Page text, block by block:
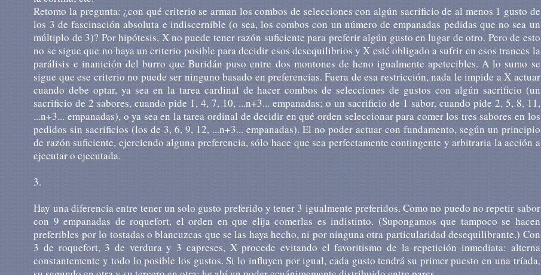
Retomo la pregunta: ¿con qué criterio se arman los combos de selecciones con algún sacrificio de al menos 1 gusto de
los 3 de fascinación absoluta e indiscernible (o sea, los combos con un número de empanadas pedidas que no sea un
múltiplo de 3)? Por hipótesis, X no puede tener razón suficiente para preferir algún gusto en lugar de otro. Pero de esto
no se sigue que no haya un criterio posible para decidir esos desequilibrios y X esté obligado a sufrir en esos trances la
parálisis e inanición del burro que Buridán puso entre dos montones de heno igualmente apetecibles. A lo sumo se
sigue que ese criterio no puede ser ninguno basado en preferencias. Fuera de esa restricción, nada le impide a X actuar
cuando debe optar, ya sea en la tarea cardinal de hacer combos de selecciones de gustos con algún sacrificio (un
sacrificio de 2 sabores, cuando pide 1, 4, 7, 10, ...n+3... empanadas; o un sacrificio de 1 sabor, cuando pide 2, 5, 8, 11,
...n+3... empanadas), o ya sea en la tarea ordinal de decidir en qué orden seleccionar para comer los tres sabores en los
pedidos sin sacrificios (los de 3, 6, 9, 12, ...n+3... empanadas). El no poder actuar con fundamento, según un principio
de razón suficiente, ejerciendo alguna preferencia, sólo hace que sea perfectamente contingente y arbitraria la acción a
ejecutar o ejecutada.
3.
Hay una diferencia entre tener un solo gusto preferido y tener 3 igualmente preferidos. Como no puedo no repetir sabor
con 9 empanadas de roquefort, el orden en que elija comerlas es indistinto. (Supongamos que tampoco se hacen
preferibles por lo tostadas o blancuzcas que se las haya hecho, ni por ninguna otra particularidad desequilibrante.) Con
3 de roquefort, 3 de verdura y 3 capreses, X procede evitando el favoritismo de la repetición inmediata: alterna
constantemente y todo lo posible los gustos. Si lo influyen por igual, cada gusto tendrá su primer puesto en una tríada,